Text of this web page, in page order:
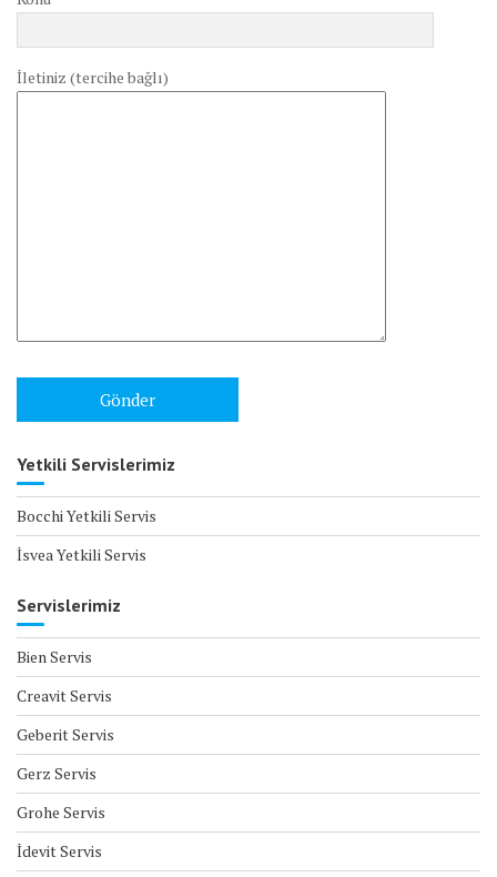
İletiniz (tercihe bağlı)
Yetkili Servislerimiz
Bocchi Yetkili Servis
İsvea Yetkili Servis
Servislerimiz
Bien Servis
Creavit Servis
Geberit Servis
Gerz Servis
Grohe Servis
İdevit Servis